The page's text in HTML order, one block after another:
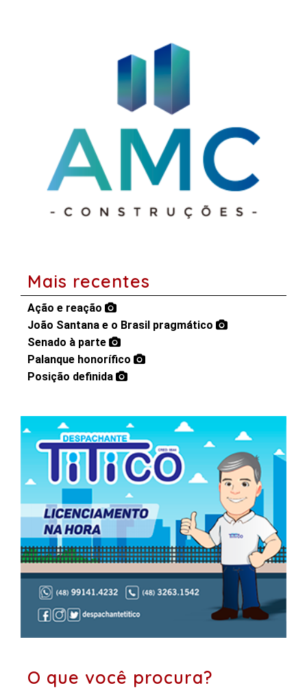
Mais recentes
Ação e reação
João Santana e o Brasil pragmático
Senado à parte
Palanque honorífico
Posição definida
O que você procura?